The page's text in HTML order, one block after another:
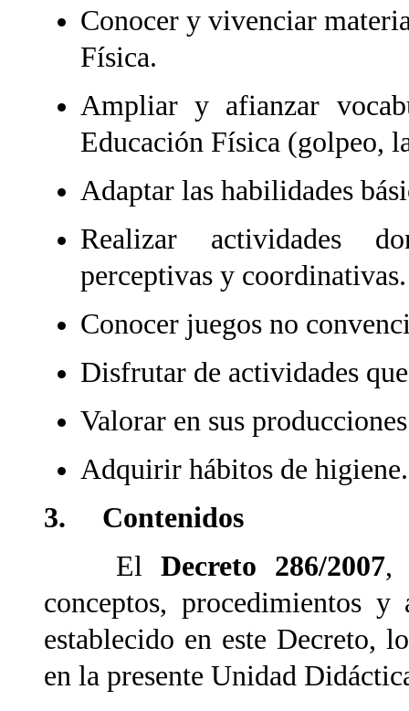
Conocer y vivenciar
Física.
Ampliar y afianzar
Educación Física (golpeo,
Adaptar las habilidades
Realizar actividades
perceptivas y coordinativas.
Conocer juegos no
Disfrutar de actividades
Valorar en sus
Adquirir hábitos de higiene.
3. Contenidos
ElDecreto 286/2007,
conceptos, procedimientos
establecido en este Decreto,
en la presente Unidad